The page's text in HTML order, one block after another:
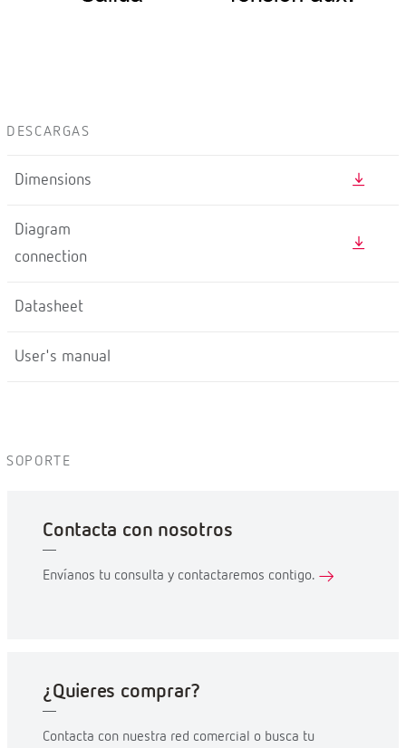
DESCARGAS
Dimensions
Diagram
connection
Datasheet
User's manual
SOPORTE
Contacta con nosotros
Envíanos tu consulta y contactaremos contigo.
¿Quieres comprar?
Contacta con nuestra red comercial o busca tu